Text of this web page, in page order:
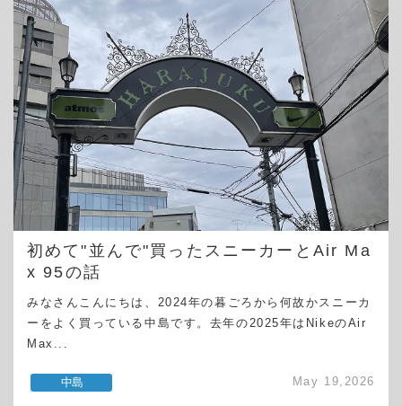
初めて"並んで"買ったスニーカーとAir Ma
x 95の話
みなさんこんにちは、2024年の暮ごろから何故かスニーカ
ーをよく買っている中島です。去年の2025年はNikeのAir
Max...
中島 May 19,2026